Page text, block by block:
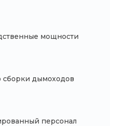
мощности
сборки дымоходов
персонал